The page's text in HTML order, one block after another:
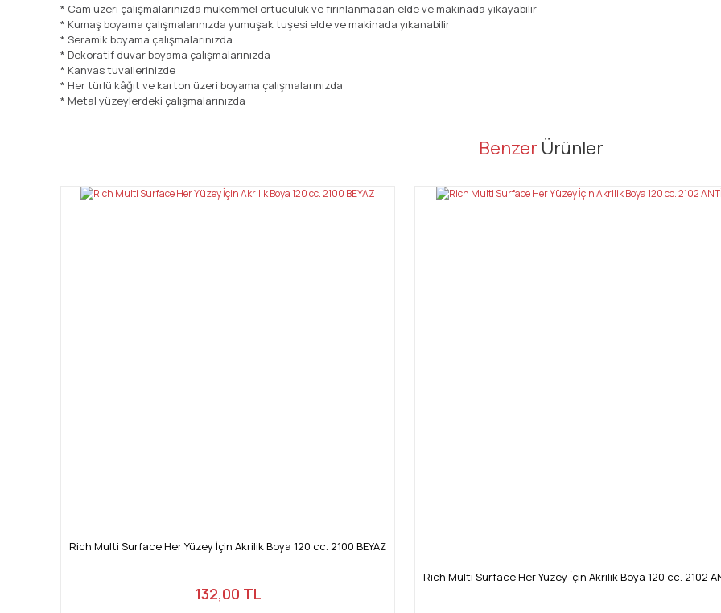
* Cam üzeri çalışmalarınızda mükemmel örtücülük ve fırınlanmadan elde ve makinada yıkayabilir
* Kumaş boyama çalışmalarınızda yumuşak tuşesi elde ve makinada yıkanabilir
* Seramik boyama çalışmalarınızda
* Dekoratif duvar boyama çalışmalarınızda
* Kanvas tuvallerinizde
* Her türlü kâğıt ve karton üzeri boyama çalışmalarınızda
* Metal yüzeylerdeki çalışmalarınızda
Bu ürünün fiyat bilgisi, resim, ürün açıklamalarında ve diğer konularda yetersiz gördüğünüz noktaları öneri formunu kullanarak
Ürün resmi kalitesiz, bozuk veya görüntülenemiyor.
Benzer Ürünler
Rich Multi Surface Her Yüzey İçin Akrilik Boya 120 cc. 2100 BEYAZ
132,00 TL
Rich Multi Surface Her Yüzey İçin Akrilik Boya 120 cc. 2102